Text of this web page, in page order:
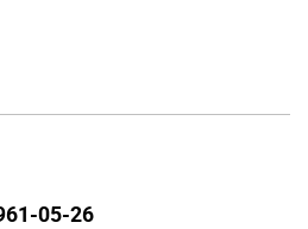
05-26